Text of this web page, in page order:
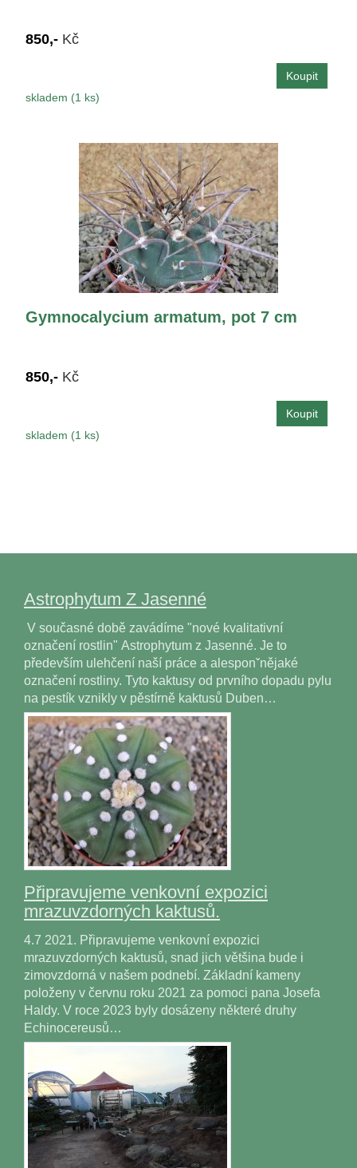
850,- Kč
skladem (1 ks)
Gymnocalycium armatum, pot 7 cm
850,- Kč
skladem (1 ks)
Astrophytum Z Jasenné
V současné době zavádíme "nové kvalitativní
označení rostlin" Astrophytum z Jasenné. Je to
především ulehčení naší práce a alesponˇnějaké
označení rostliny. Tyto kaktusy od prvního dopadu pylu
na pestík vznikly v pěstírně kaktusů Duben…
Připravujeme venkovní expozici
mrazuvzdorných kaktusů.
4.7 2021. Připravujeme venkovní expozici
mrazuvzdorných kaktusů, snad jich většina bude i
zimovzdorná v našem podnebí. Základní kameny
položeny v červnu roku 2021 za pomoci pana Josefa
Haldy. V roce 2023 byly dosázeny některé druhy
Echinocereusů…